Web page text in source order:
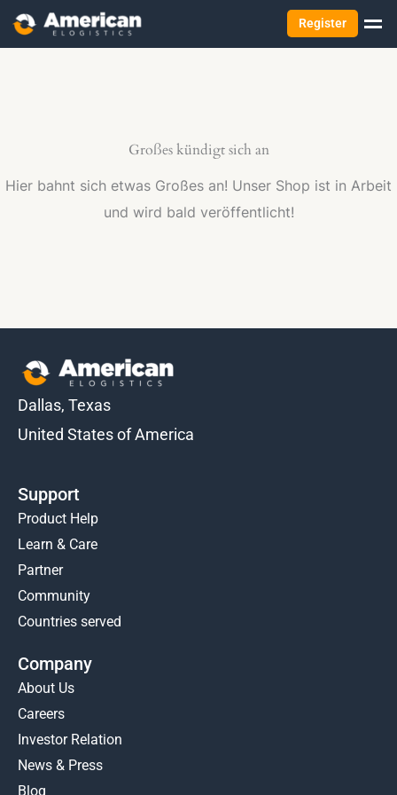
Register
Großes kündigt sich an
Hier bahnt sich etwas Großes an! Unser Shop ist in Arbeit
und wird bald veröffentlicht!
Dallas, Texas
United States of America
Support
Product Help
Learn & Care
Partner
Community
Countries served
Company
About Us
Careers
Investor Relation
News & Press
Blog